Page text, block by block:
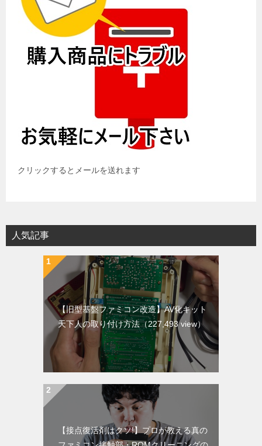
クリックするとメールを送れます
人気記事
【旧型基盤ファミコン改造】AV化キット
天下人の取り付け方法（227,493 view）
【接点復活剤はクソ!】プロが教える真の